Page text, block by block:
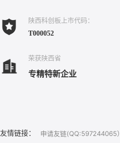
陕西科创板上市代码：
T000052
荣获陕西省
专精特新企业
友情链接： 申请友链(QQ:597244065）